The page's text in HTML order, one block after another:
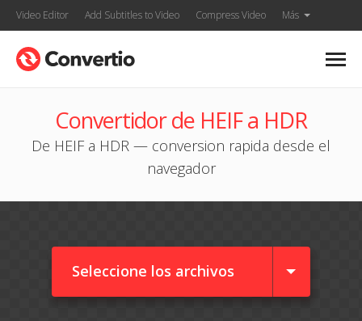
Video Editor Add Subtitles to Video Compress Video Más
Convertidor de HEIF a HDR
De HEIF a HDR — conversion rapida desde el
navegador
Seleccione los archivos